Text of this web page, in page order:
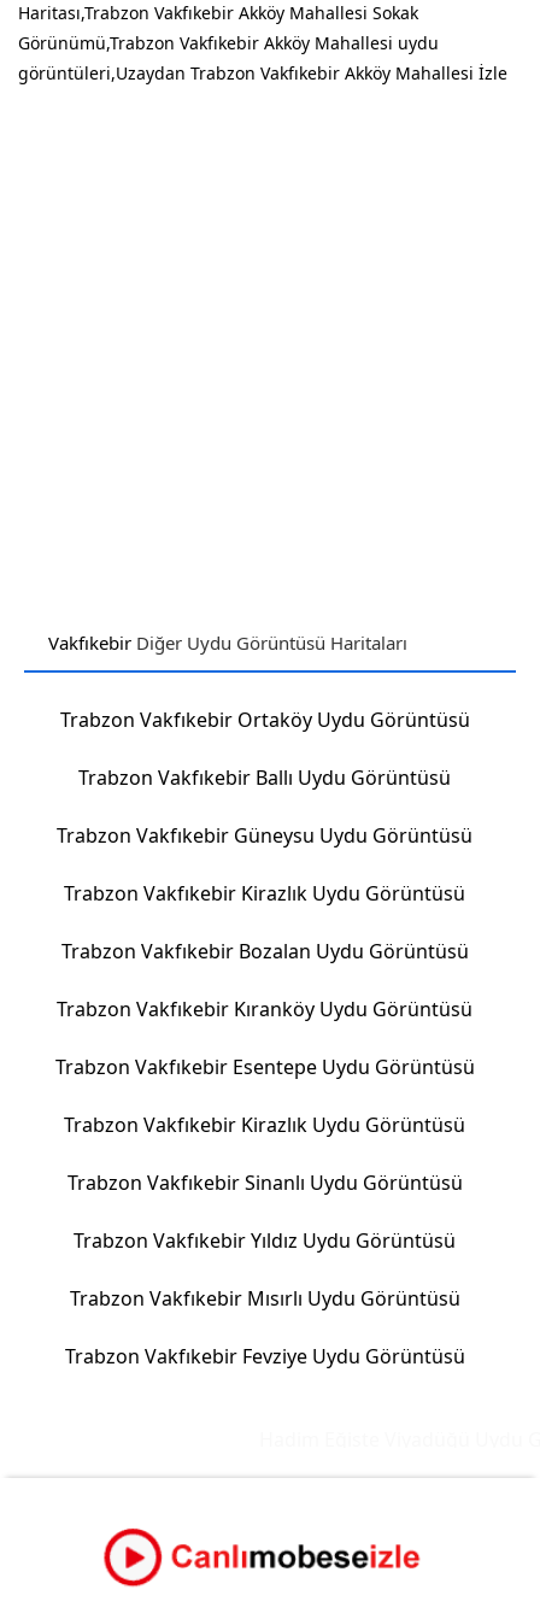
Haritası,Trabzon Vakfıkebir Akköy Mahallesi Sokak
Görünümü,Trabzon Vakfıkebir Akköy Mahallesi uydu
görüntüleri,Uzaydan Trabzon Vakfıkebir Akköy Mahallesi İzle
Vakfıkebir Diğer Uydu Görüntüsü Haritaları
Trabzon Vakfıkebir Ortaköy Uydu Görüntüsü
Trabzon Vakfıkebir Ballı Uydu Görüntüsü
Trabzon Vakfıkebir Güneysu Uydu Görüntüsü
Trabzon Vakfıkebir Kirazlık Uydu Görüntüsü
Trabzon Vakfıkebir Bozalan Uydu Görüntüsü
Trabzon Vakfıkebir Kıranköy Uydu Görüntüsü
Trabzon Vakfıkebir Esentepe Uydu Görüntüsü
Trabzon Vakfıkebir Kirazlık Uydu Görüntüsü
Trabzon Vakfıkebir Sinanlı Uydu Görüntüsü
Trabzon Vakfıkebir Yıldız Uydu Görüntüsü
Trabzon Vakfıkebir Mısırlı Uydu Görüntüsü
Trabzon Vakfıkebir Fevziye Uydu Görüntüsü